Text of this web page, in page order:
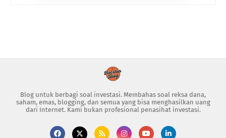
Blog untuk berbagi soal investasi. Membahas soal reksa dana,
saham, emas, blogging, dan semua yang bisa menghasilkan uang
dari Internet. Kami bukan profesional penasihat investasi.